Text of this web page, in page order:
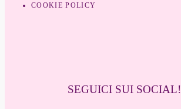
COOKIE POLICY
SEGUICI SUI SOCIAL!